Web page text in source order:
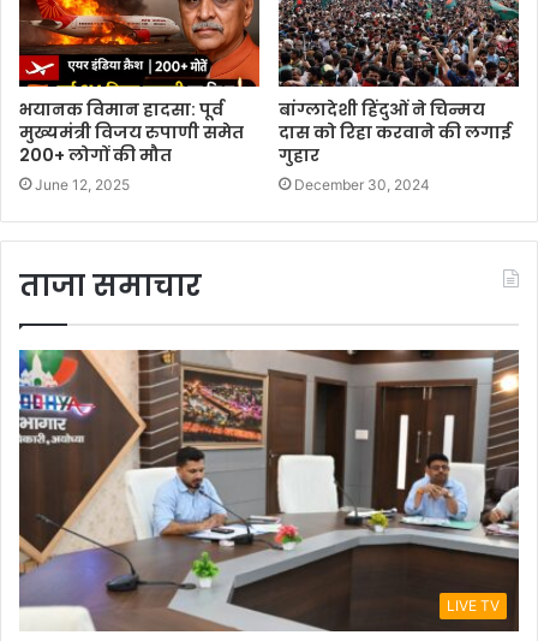
भयानक विमान हादसा: पूर्व
मुख्यमंत्री विजय रुपाणी समेत
200+ लोगों की मौत
June 12, 2025
बांग्लादेशी हिंदुओं ने चिन्मय
दास को रिहा करवाने की लगाई
गुहार
December 30, 2024
ताजा समाचार
LIVE TV